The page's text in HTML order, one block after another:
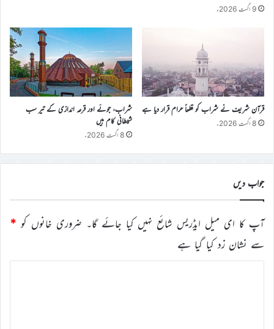
9 اگست 2026ء
قرآن شریف نے شراب کو قطعاً حرام قرار دیا ہے
8 اگست 2026ء
شراب، جوئے اور قرعہ اندازی کے تیر سب
شیطانی کام ہیں
8 اگست 2026ء
جواب دیں
آپ کا ای میل ایڈریس شائع نہیں کیا جائے گا۔ ضروری خانوں کو *
سے نشان زد کیا گیا ہے